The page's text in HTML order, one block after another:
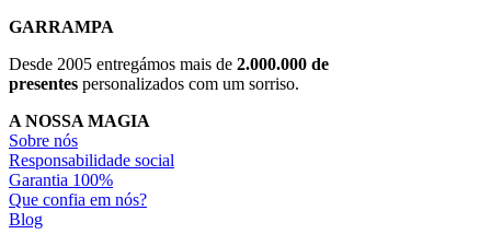
GARRAMPA
Desde 2005 entregámos mais de 2.000.000 de
presentes personalizados com um sorriso.
A NOSSA MAGIA
Sobre nós
Responsabilidade social
Garantia 100%
Que confia em nós?
Blog